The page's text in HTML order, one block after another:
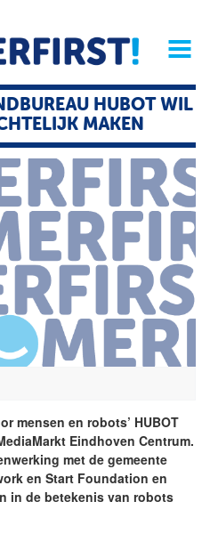
Magazine
HUBOT WIL
MAKEN
mensen en robots’ HUBOT
Eindhoven Centrum.
met de gemeente
en Start Foundation en
in de betekenis van robots